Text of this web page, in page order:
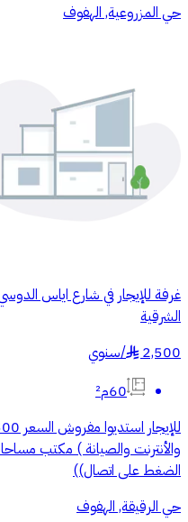
حي المزروعية, الهفوف
غرفة للإيجار في شارع اياس
الشرقية
2,500
§
/سنوي
60م²
والأنترنت والصيانة ) مكتب
الضغط على اتصال))
حي الرقيقة, الهفوف